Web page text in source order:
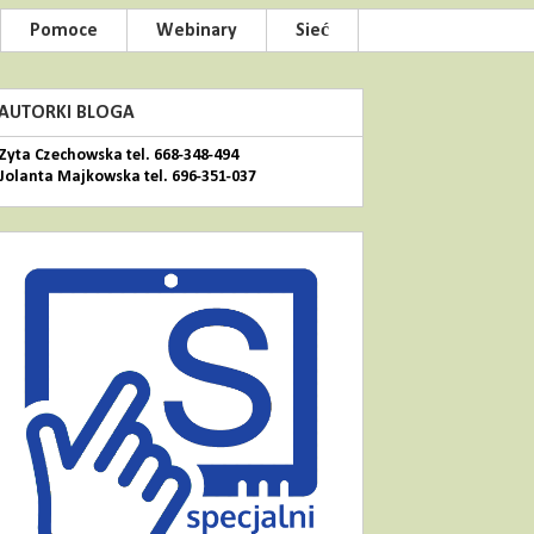
Pomoce Webinary Sieć
BLOGA
Czechowska tel. 668-348-494
Majkowska tel. 696-351-037